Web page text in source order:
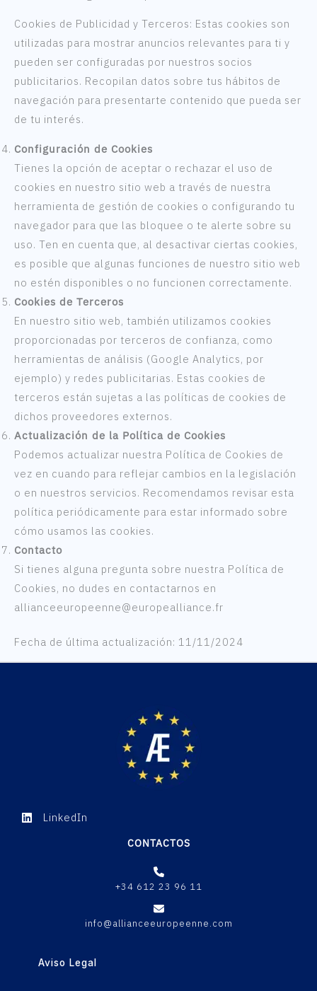
Cookies de Publicidad y Terceros: Estas cookies son
utilizadas para mostrar anuncios relevantes para ti y
pueden ser configuradas por nuestros socios
publicitarios. Recopilan datos sobre tus hábitos de
navegación para presentarte contenido que pueda ser
de tu interés.
Configuración de Cookies
Tienes la opción de aceptar o rechazar el uso de
cookies en nuestro sitio web a través de nuestra
herramienta de gestión de cookies o configurando tu
navegador para que las bloquee o te alerte sobre su
uso. Ten en cuenta que, al desactivar ciertas cookies,
es posible que algunas funciones de nuestro sitio web
no estén disponibles o no funcionen correctamente.
Cookies de Terceros
En nuestro sitio web, también utilizamos cookies
proporcionadas por terceros de confianza, como
herramientas de análisis (Google Analytics, por
ejemplo) y redes publicitarias. Estas cookies de
terceros están sujetas a las políticas de cookies de
dichos proveedores externos.
Actualización de la Política de Cookies
Podemos actualizar nuestra Política de Cookies de
vez en cuando para reflejar cambios en la legislación
o en nuestros servicios. Recomendamos revisar esta
política periódicamente para estar informado sobre
cómo usamos las cookies.
Contacto
Si tienes alguna pregunta sobre nuestra Política de
Cookies, no dudes en contactarnos en
allianceeuropeenne@europealliance.fr
Fecha de última actualización: 11/11/2024
LinkedIn
CONTACTOS
+34 612 23 96 11
info@allianceeuropeenne.com
Aviso Legal